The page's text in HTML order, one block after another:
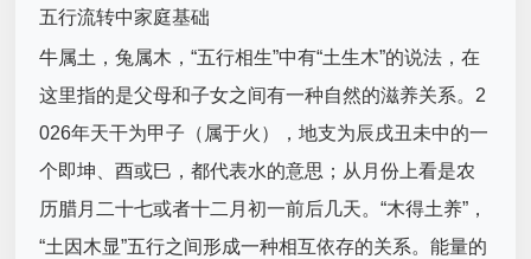
五行流转中家庭基础
牛属土，兔属木，“五行相生”中有“土生木”的说法，在
这里指的是父母和子女之间有一种自然的滋养关系。2
026年天干为甲子（属于火），地支为辰戌丑未中的一
个即坤、酉或巳，都代表水的意思；从月份上看是农
历腊月二十七或者十二月初一前后几天。“木得土养”，
“土因木显”五行之间形成一种相互依存的关系。能量的